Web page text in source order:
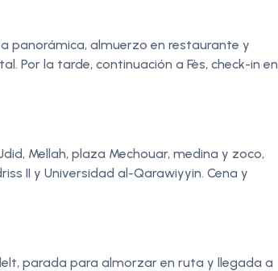
panorámica, almuerzo en restaurante y
Por la tarde, continuación a Fès, check-in en
Mellah, plaza Mechouar, medina y zoco,
II y Universidad al-Qarawiyyin. Cena y
parada para almorzar en ruta y llegada a